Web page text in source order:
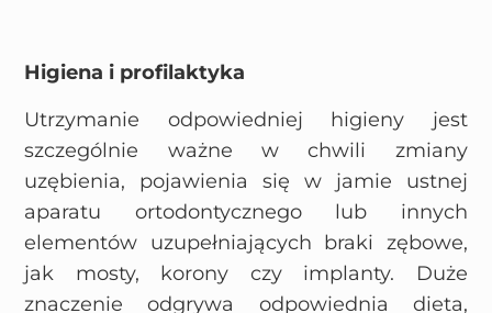
Higiena i profilaktyka
Utrzymanie odpowiedniej higieny jest
szczególnie ważne w chwili zmiany
uzębienia, pojawienia się w jamie ustnej
aparatu ortodontycznego lub innych
elementów uzupełniających braki zębowe,
jak mosty, korony czy implanty. Duże
znaczenie odgrywa odpowiednia dieta,